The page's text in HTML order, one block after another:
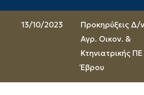
13/10/2023
Προκηρύξεις Δ/
Αγρ. Οικον. &
Κτηνιατρικής ΠΕ
Έβρου